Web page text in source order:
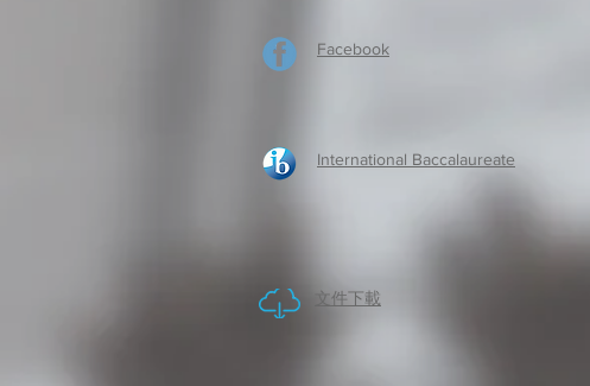
Facebook
International Baccalaureate
​文件下載